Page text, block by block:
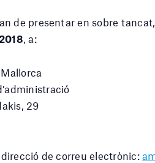
de presentar en sobre tancat,
, a:
29
de correu electrònic: